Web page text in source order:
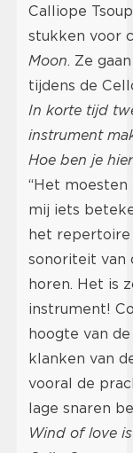
Calliope
stukken voor
Moon. Ze
tijdens de
In korte tijd
instrument
Hoe ben je
“Het
mij iets
het repertoire
sonoriteit van
horen. Het is
instrument!
hoogte van
klanken van
vooral de
lage snaren
Wind of love